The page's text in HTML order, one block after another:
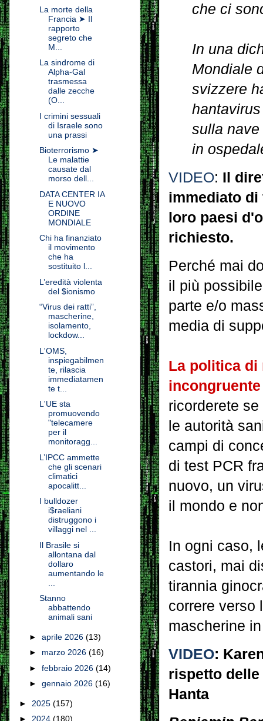
che ci
In una
Mondiale
svizzere
sulla
in
VIDEO: Il
immediato
loro paesi
richiesto.
Perché mai
il più
parte e/o
media di
La politica di
ricorderete
le autorità
campi di
di test PCR
nuovo, un
il mondo e
In ogni caso,
castori, mai
tirannia
correre verso
mascherine
VIDEO:
rispetto
Hanta
La morte della
Francia ➤ Il
rapporto
segreto che
M...
La sindrome di
Alpha-Gal
trasmessa
dalle zecche
(O...
I crimini sessuali
di Israele sono
una prassi
Bioterrorismo ➤
Le malattie
causate dal
morso dell...
DATA CENTER IA
E NUOVO
ORDINE
MONDIALE
Chi ha finanziato
il movimento
che ha
sostituito l...
L’eredità violenta
del $ionismo
“Virus dei ratti”,
mascherine,
isolamento,
lockdow...
L'OMS,
inspiegabilmen
te, rilascia
immediatamen
te t...
L'UE sta
promuovendo
"telecamere
per il
monitoragg...
L’IPCC ammette
che gli scenari
climatici
apocalitt...
I bulldozer
i$raeliani
distruggono i
villaggi nel ...
Il Brasile si
allontana dal
dollaro
aumentando le
Stanno
abbattendo
animali sani
► aprile 2026 (13)
► marzo 2026 (16)
► febbraio 2026 (14)
► gennaio 2026 (16)
► 2025 (157)
► 2024 (180)